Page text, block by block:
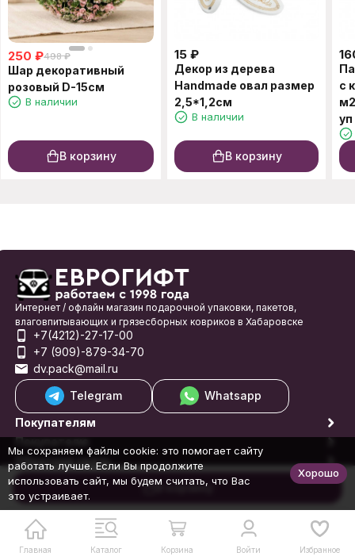
В корзину
250 ₽498 ₽
Шар декоративный
розовый D-15см
В наличии
В корзину
15 ₽
Декор из дерева
Handmade овал размер
2,5*1,2см
В наличии
В корзину
с
Главная Каталог Корзина Войти Избранное
Интернет / офлайн магазин подарочной упаковки, пакетов,
влаговпитывающих и грязесборных ковриков в Хабаровске
+7(4212)-27-17-00
+7 (909)-879-34-70
dv.pack@mail.ru
Telegram
Whatsapp
Покупателям
Покупателю
Обратная связь
© 1998-2026 Еврогифт
Мы сохраняем файлы cookie: это помогает сайту
работать лучше. Если Вы продолжите
использовать сайт, мы будем считать, что Вас
это устраивает.
Хорошо